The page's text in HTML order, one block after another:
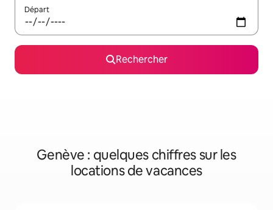
Départ
Rechercher
Genève : quelques chiffres sur les
locations de vacances